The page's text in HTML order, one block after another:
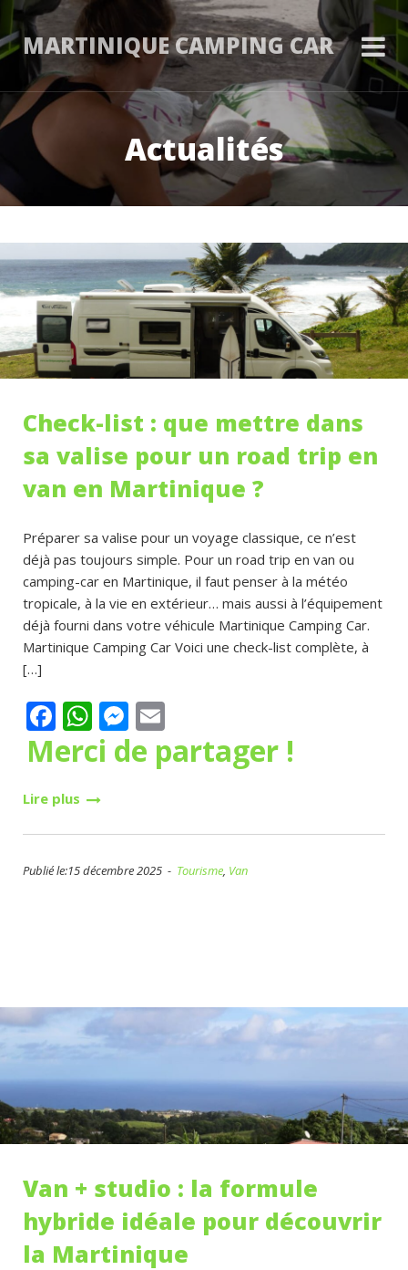
MARTINIQUE CAMPING CAR
Actualités
Check-list : que mettre dans
sa valise pour un road trip en
van en Martinique ?
Préparer sa valise pour un voyage classique, ce n’est
déjà pas toujours simple. Pour un road trip en van ou
camping-car en Martinique, il faut penser à la météo
tropicale, à la vie en extérieur… mais aussi à l’équipement
déjà fourni dans votre véhicule Martinique Camping Car.
Martinique Camping Car Voici une check-list complète, à
[…]
Facebook
WhatsApp
Messenger
Merci de partager !
Lire plus
Publié le:15 décembre 2025 - Tourisme, Van
Van + studio : la formule
hybride idéale pour découvrir
la Martinique